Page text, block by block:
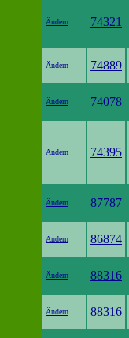
Ändern 74321
Ändern 74889
Ändern 74078
Ändern 74395
Ändern 87787
Ändern 86874
Ändern 88316
Ändern 88316